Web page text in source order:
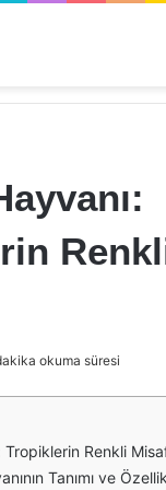
okuma süresi
Tropiklerin Renkli
Tanımı ve